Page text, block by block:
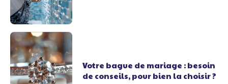
Votre bague de mariage : besoin
de conseils, pour bien la choisir ?